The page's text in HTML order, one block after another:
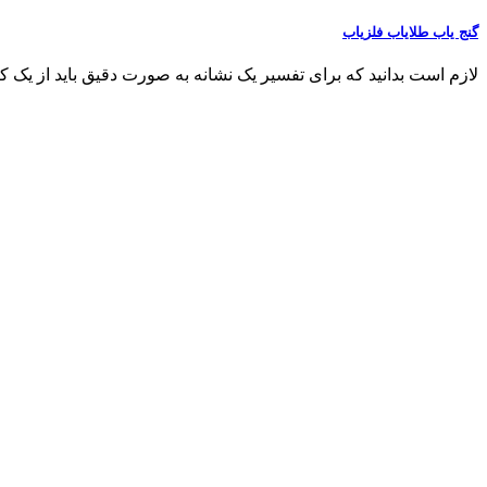
گنج یاب طلایاب فلزیاب
لازم است بدانید که برای تفسیر یک نشانه به صورت دقیق باید از یک